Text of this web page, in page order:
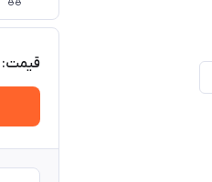
قیمت: